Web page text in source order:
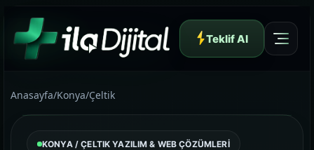
Teklif Al
Anasayfa/Konya/Çeltik
KONYA / ÇELTIK YAZILIM & WEB ÇÖZÜMLERİ